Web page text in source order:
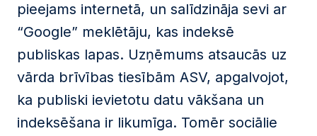
pieejams internetā, un salīdzināja sevi ar
“Google” meklētāju, kas indeksē
publiskas lapas. Uzņēmums atsaucās uz
vārda brīvības tiesībām ASV, apgalvojot,
ka publiski ievietotu datu vākšana un
indeksēšana ir likumīga. Tomēr sociālie